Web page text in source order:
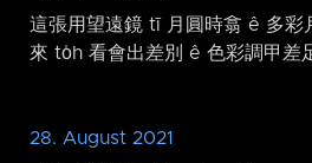
這張用望遠鏡 tī 月圓時翕 ê 多彩
來 to̍h 看會出差別 ê 色彩調甲差
28. August 2021